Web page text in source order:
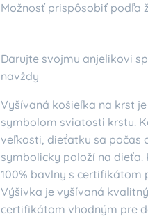
Možnosť prispôsobiť podľa
Darujte svojmu anjelikovi
navždy
Vyšívaná košieľka na krst
symbolom sviatosti krstu.
veľkosti, dieťatku sa počas
symbolicky položí na dieťa.
100% bavlny s certifikátom
Výšivka je vyšívaná
certifikátom vhodným pre